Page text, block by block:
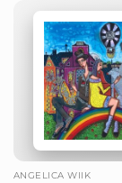
ANGELICA WIIK